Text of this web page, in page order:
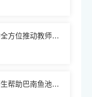
【中国教育报】 西南大学全方位推动教师教学能力从经验...
【重庆日报】 西南大学师生帮助巴南鱼池村逆袭为“示...